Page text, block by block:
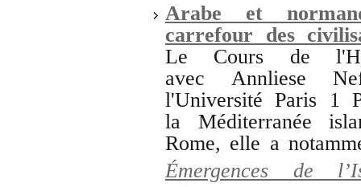
Arabe et
carrefour des
Le Cours de
avec Annliese
l'Université Paris 1
la Méditerranée
Rome, elle a
Émergences de